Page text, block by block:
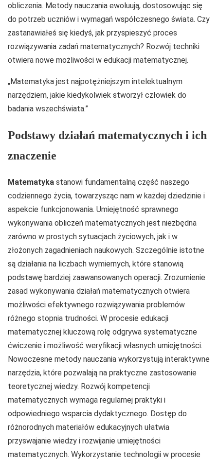
obliczenia. Metody nauczania ewoluują, dostosowując się
do potrzeb uczniów i wymagań współczesnego świata. Czy
zastanawiałeś się kiedyś, jak przyspieszyć proces
rozwiązywania zadań matematycznych? Rozwój techniki
otwiera nowe możliwości w edukacji matematycznej.
„Matematyka jest najpotężniejszym intelektualnym
narzędziem, jakie kiedykolwiek stworzył człowiek do
badania wszechświata.”
Podstawy działań matematycznych i ich
znaczenie
Matematyka stanowi fundamentalną część naszego
codziennego życia, towarzysząc nam w każdej dziedzinie i
aspekcie funkcjonowania. Umiejętność sprawnego
wykonywania obliczeń matematycznych jest niezbędna
zarówno w prostych sytuacjach życiowych, jak i w
złożonych zagadnieniach naukowych. Szczególnie istotne
są działania na liczbach wymiernych, które stanowią
podstawę bardziej zaawansowanych operacji. Zrozumienie
zasad wykonywania działań matematycznych otwiera
możliwości efektywnego rozwiązywania problemów
różnego stopnia trudności. W procesie edukacji
matematycznej kluczową rolę odgrywa systematyczne
ćwiczenie i możliwość weryfikacji własnych umiejętności.
Nowoczesne metody nauczania wykorzystują interaktywne
narzędzia, które pozwalają na praktyczne zastosowanie
teoretycznej wiedzy. Rozwój kompetencji
matematycznych wymaga regularnej praktyki i
odpowiedniego wsparcia dydaktycznego. Dostęp do
różnorodnych materiałów edukacyjnych ułatwia
przyswajanie wiedzy i rozwijanie umiejętności
matematycznych. Wykorzystanie technologii w procesie